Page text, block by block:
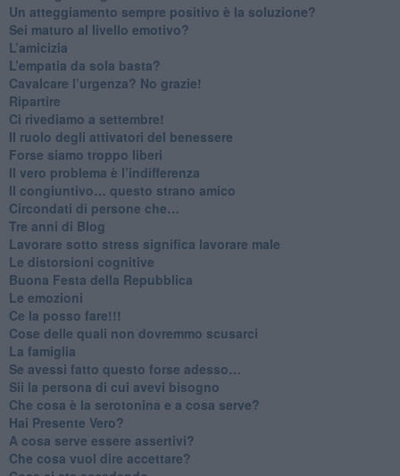
​Un atteggiamento sempre positivo è la soluzione?
​Sei maturo al livello emotivo?
​L’amicizia
​L’empatia da sola basta?
​Cavalcare l’urgenza? No grazie!
Ripartire
​Ci rivediamo a settembre!
​Il ruolo degli attivatori del benessere
​Forse siamo troppo liberi
​Il vero problema è l’indifferenza
​Il congiuntivo… questo strano amico
​Circondati di persone che…
​Tre anni di Blog
​Lavorare sotto stress significa lavorare male
​Le distorsioni cognitive
​Buona Festa della Repubblica
Le emozioni
​Ce la posso fare!!!
​Cose delle quali non dovremmo scusarci
​La famiglia
​Se avessi fatto questo forse adesso…
​Sii la persona di cui avevi bisogno
Che cosa è la serotonina e a cosa serve?
​Hai Presente Vero?
A cosa serve essere assertivi?
​Che cosa vuol dire accettare?